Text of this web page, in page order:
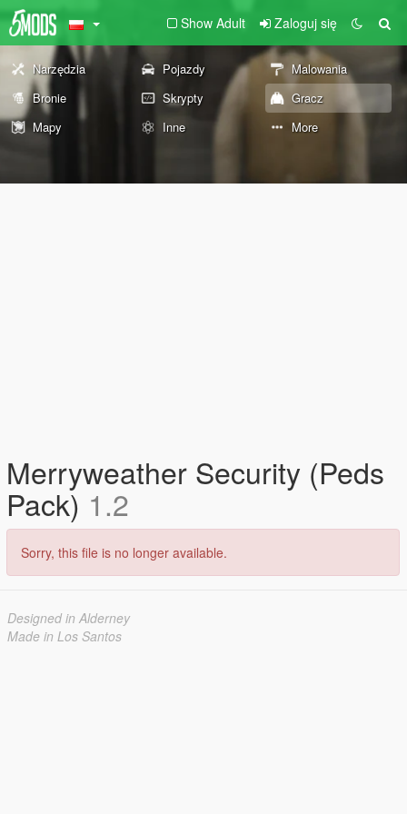
Show Adult Zaloguj się
Narzędzia Pojazdy
Malowania
Bronie
Skrypty
Gracz
Mapy
Inne More
Merryweather Security (Peds
Pack) 1.2
Sorry, this file is no longer available.
Designed in Alderney
Made in Los Santos